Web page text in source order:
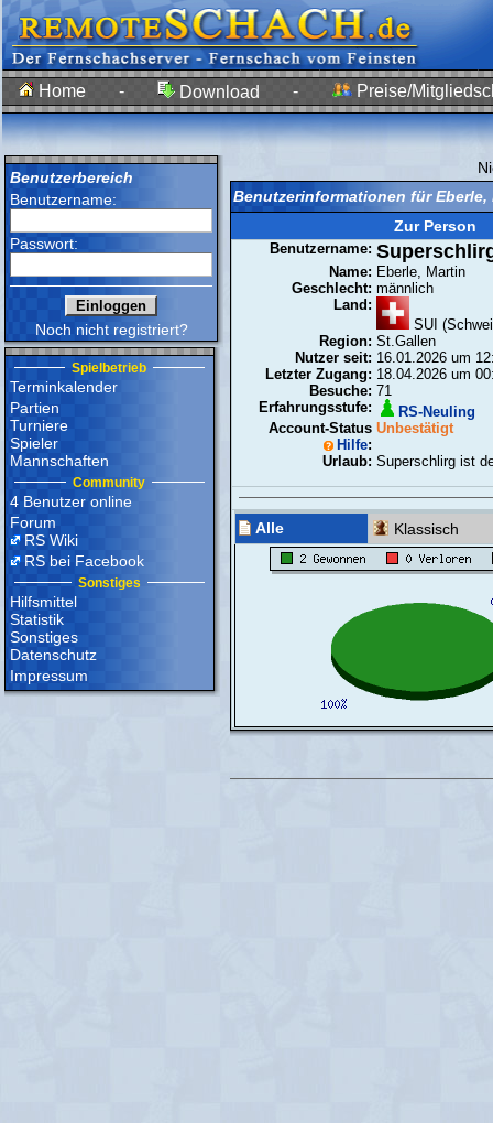
Home - Download - Preise/
Benutzerbereich
Benutzername:
Passwort:
Noch nicht registriert?
Spielbetrieb
Terminkalender
Partien
Turniere
Spieler
Mannschaften
Community
4 Benutzer online
Forum
RS Wiki
RS bei Facebook
Sonstiges
Hilfsmittel
Statistik
Sonstiges
Datenschutz
Impressum
Benutzerinformationen für
Zur Person
Benutzername:
Name: Eberle, Martin
Geschlecht: männlich
Land:
SUI
Region: St.Gallen
Nutzer seit: 16.01.2026 um
Letzter Zugang: 18.04.2026 um
Besuche: 71
Erfahrungsstufe:
RS-Neuling
Account-Status
Hilfe:
Unbestätigt
Urlaub: Superschlirg ist
Alle Klassisch